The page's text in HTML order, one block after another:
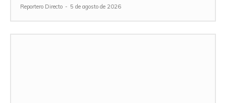
Reportero Directo - 5 de agosto de 2026